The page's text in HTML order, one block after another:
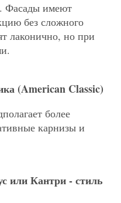
Фасады имеют
без сложного
лаконично, но при
(American Classic)
более
карнизы и
или Кантри - стиль